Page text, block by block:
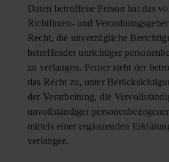
Daten betroffene Person hat das
Richtlinien- und
Recht, die unverzügliche
betreffender unrichtiger
zu verlangen. Ferner steht der
das Recht zu, unter
der Verarbeitung, die
unvollständiger
mittels einer ergänzenden
verlangen.